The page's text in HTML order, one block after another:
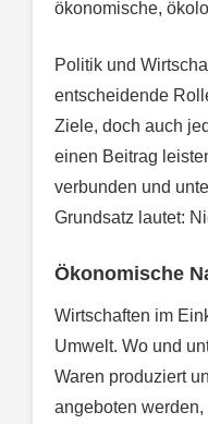
ökonomische,
Politik und
entscheidende
Ziele, doch auch
einen Beitrag
verbunden und
Grundsatz lautet:
Ökonomische
Wirtschaften im
Umwelt. Wo und
Waren produziert
angeboten